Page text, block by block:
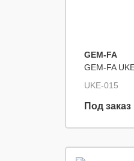
GEM-FA
GEM-FA
UKE-015
Под заказ